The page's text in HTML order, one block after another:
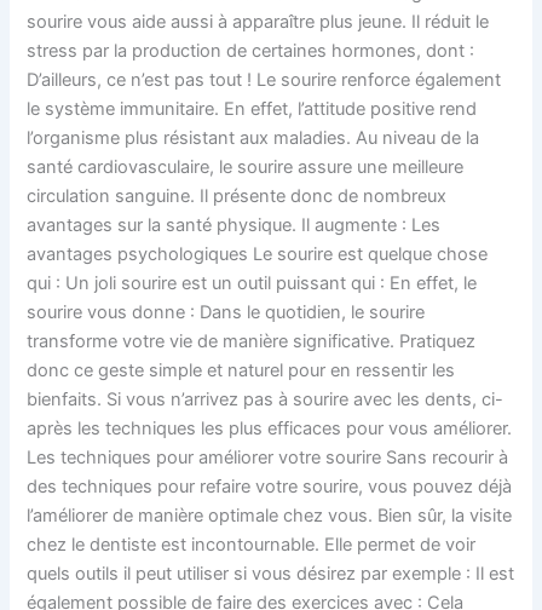
sourire vous aide aussi à apparaître plus jeune. Il réduit le
stress par la production de certaines hormones, dont :
D’ailleurs, ce n’est pas tout ! Le sourire renforce également
le système immunitaire. En effet, l’attitude positive rend
l’organisme plus résistant aux maladies. Au niveau de la
santé cardiovasculaire, le sourire assure une meilleure
circulation sanguine. Il présente donc de nombreux
avantages sur la santé physique. Il augmente : Les
avantages psychologiques Le sourire est quelque chose
qui : Un joli sourire est un outil puissant qui : En effet, le
sourire vous donne : Dans le quotidien, le sourire
transforme votre vie de manière significative. Pratiquez
donc ce geste simple et naturel pour en ressentir les
bienfaits. Si vous n’arrivez pas à sourire avec les dents, ci-
après les techniques les plus efficaces pour vous améliorer.
Les techniques pour améliorer votre sourire Sans recourir à
des techniques pour refaire votre sourire, vous pouvez déjà
l’améliorer de manière optimale chez vous. Bien sûr, la visite
chez le dentiste est incontournable. Elle permet de voir
quels outils il peut utiliser si vous désirez par exemple : Il est
également possible de faire des exercices avec : Cela